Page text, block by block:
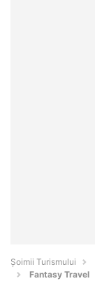
Șoimii Turismului
Fantasy Travel